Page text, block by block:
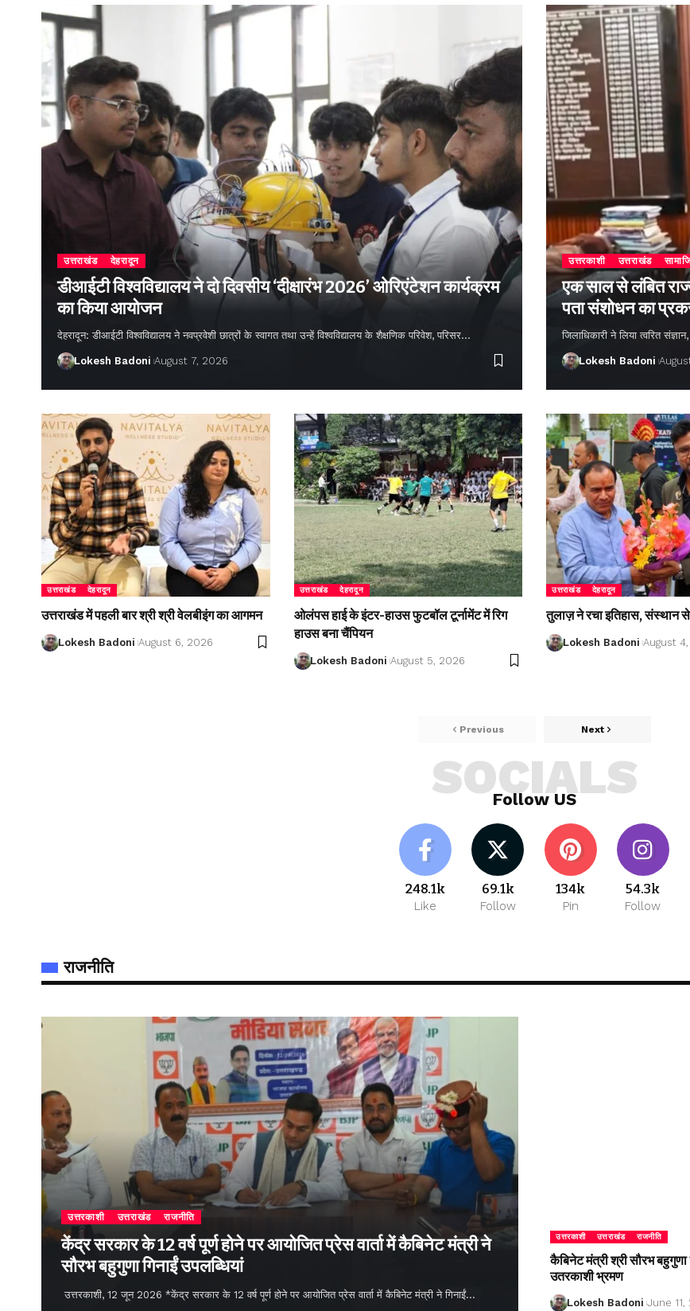
उत्तराखंड देहरादून
डीआईटी विश्वविद्यालय ने दो दिवसीय ‘दीक्षारंभ 2026’ ओरिएंटेशन कार्यक्रम
का किया आयोजन
देहरादून: डीआईटी विश्वविद्यालय ने नवप्रवेशी छात्रों के स्वागत तथा उन्हें विश्वविद्यालय के शैक्षणिक परिवेश, परिसर…
Lokesh Badoni August 7, 2026
उत्तरकाशी उत्तराखंड
एक साल से लंबित
पता संशोधन का
जिलाधिकारी ने लिया त्वरित
Lokesh Badoni
उत्तराखंड देहरादून
उत्तराखंड में पहली बार श्री श्री वेलबीइंग का आगमन
Lokesh Badoni August 6, 2026
उत्तराखंड देहरादून
ओलंपस हाई के इंटर-हाउस फुटबॉल टूर्नामेंट में रिग
हाउस बना चैंपियन
Lokesh Badoni August 5, 2026
उत्तराखंड देहरादून
तुलाज़ ने रचा इतिहास, संस्थान से
Lokesh Badoni August
Previous Next
Follow US
SOCIALS
248.1k
Like
69.1k
Follow
134k
Pin
54.3k
Follow
राजनीति
उत्तरकाशी उत्तराखंड राजनीति
केंद्र सरकार के 12 वर्ष पूर्ण होने पर आयोजित प्रेस वार्ता में कैबिनेट मंत्री ने
सौरभ बहुगुणा गिनाईं उपलब्धियां
उत्तरकाशी, 12 जून 2026 *केंद्र सरकार के 12 वर्ष पूर्ण होने पर आयोजित प्रेस वार्ता में कैबिनेट मंत्री ने गिनाईं…
उत्तरकाशी उत्तराखंड राजनीति
कैबिनेट मंत्री श्री सौरभ
उतरकाशी भ्रमण
Lokesh Badoni June 11,